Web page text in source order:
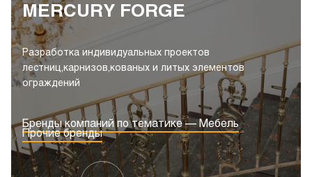
MERCURY FORGE
Разработка индивидуальных проектов
лестниц,карнизов,кованых и литых элементов
ограждений
Бренды компаний по тематике — Мебель
Прочие бренды